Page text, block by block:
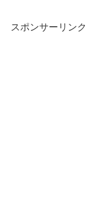
スポンサーリンク